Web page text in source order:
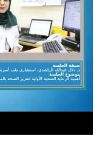
المسافر
العائد
التجلي
الإلهي
|